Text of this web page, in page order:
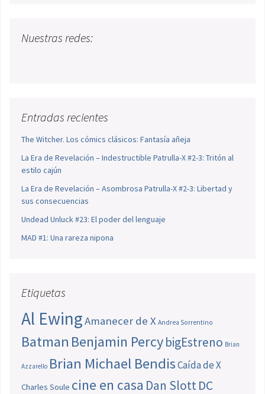
Nuestras redes:
Entradas recientes
The Witcher. Los cómics clásicos: Fantasía añeja
La Era de Revelación – Indestructible Patrulla-X #2-3: Tritón al
estilo cajún
La Era de Revelación – Asombrosa Patrulla-X #2-3: Libertad y
sus consecuencias
Undead Unluck #23: El poder del lenguaje
MAD #1: Una rareza nipona
Etiquetas
Al EwingAmanecer de X Andrea Sorrentino
Batman Benjamin PercybigEstreno Brian
Azzarello Brian Michael BendisCaída de X
Charles Soule cine en casa Dan SlottDC